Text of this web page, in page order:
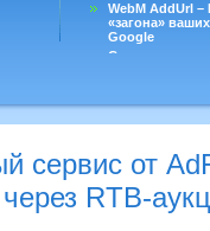
WebM AddUrl
«загона»
Google
Существует
сервис от
RTB-